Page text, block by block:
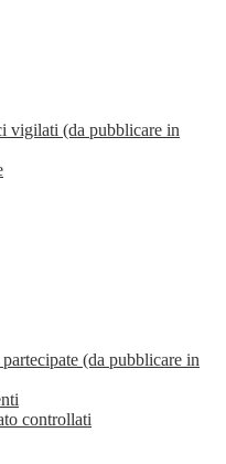
vigilati (da pubblicare in
(da pubblicare in
controllati